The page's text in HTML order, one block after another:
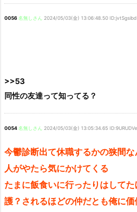
0056 名無しさん 2024/05/03(金) 13:06:48.50 ID:jvtSgsibd
>>53
同性の友達って知ってる？
0054名無しさん 2024/05/03(金) 13:05:34.65
今鬱診断出て休職するかの狭間
人がやたら気にかけてくる
たまに飯食いに行ったりはして
護？されるほどの仲だとも俺に